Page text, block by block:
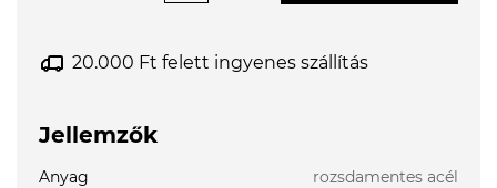
20.000 Ft felett ingyenes szállítás
Jellemzők
Anyag
rozsdamentes acél